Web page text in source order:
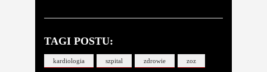
TAGI POSTU:
kardiologia szpital zdrowie zoz